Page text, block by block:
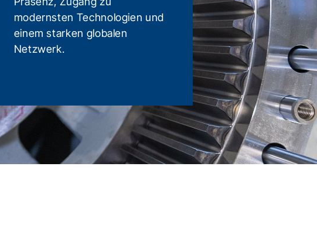
modernsten Technologien und
einem starken globalen
Netzwerk.